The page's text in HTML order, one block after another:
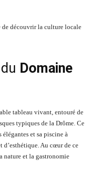
de découvrir la culture locale
Domaine
tableau vivant, entouré de
typiques de la Drôme. Ce
élégantes et sa piscine à
d’esthétique. Au cœur de ce
nature et la gastronomie